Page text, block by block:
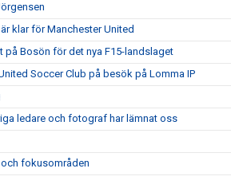
klar för Manchester United
på Bosön för det nya F15-landslaget
Soccer Club på besök på Lomma IP
ledare och fotograf har lämnat oss
fokusområden